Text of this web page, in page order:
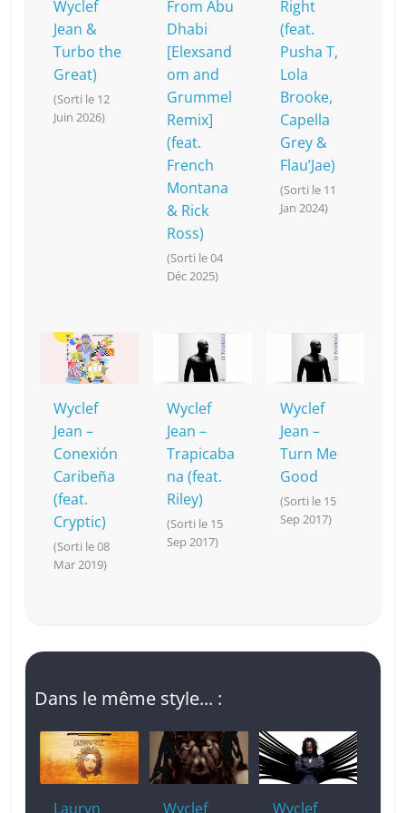
Wyclef
Jean &
Turbo the
Great)
(Sorti le 12
Juin 2026)
From Abu
Dhabi
[Elexsand
om and
Grummel
Remix]
(feat.
French
Montana
& Rick
Ross)
(Sorti le 04
Déc 2025)
Right
(feat.
Pusha T,
Lola
Brooke,
Capella
Grey &
Flau’Jae)
(Sorti le 11
Jan 2024)
Wyclef
Jean –
Conexión
Caribeña
(feat.
Cryptic)
(Sorti le 08
Mar 2019)
Wyclef
Jean –
Trapicaba
na (feat.
Riley)
(Sorti le 15
Sep 2017)
Wyclef
Jean –
Turn Me
Good
(Sorti le 15
Sep 2017)
Dans le même style... :
Lauryn Wyclef Wyclef